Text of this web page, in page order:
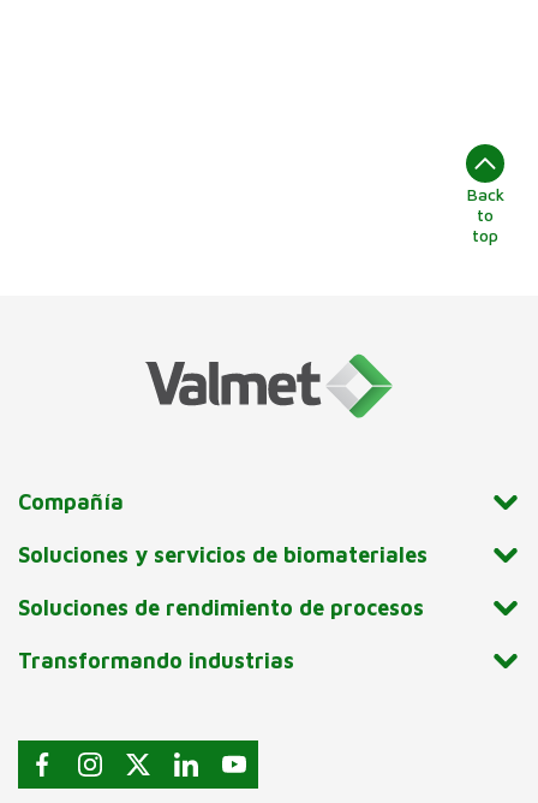
Back
to
top
Compañía
Soluciones y servicios de biomateriales
Soluciones de rendimiento de procesos
Transformando industrias